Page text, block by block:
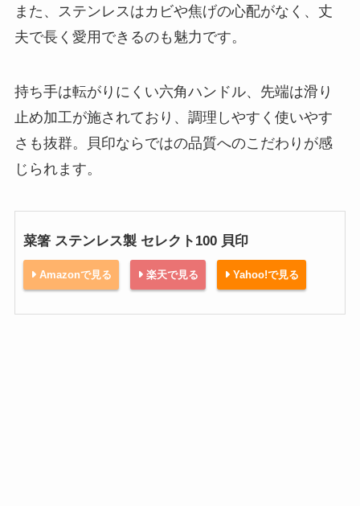
また、ステンレスはカビや焦げの心配がなく、丈
夫で長く愛用できるのも魅力です。
持ち手は転がりにくい六角ハンドル、先端は滑り
止め加工が施されており、調理しやすく使いやす
さも抜群。貝印ならではの品質へのこだわりが感
じられます。
菜箸 ステンレス製 セレクト100 貝印
Amazonで見る 楽天で見る Yahoo!で見る